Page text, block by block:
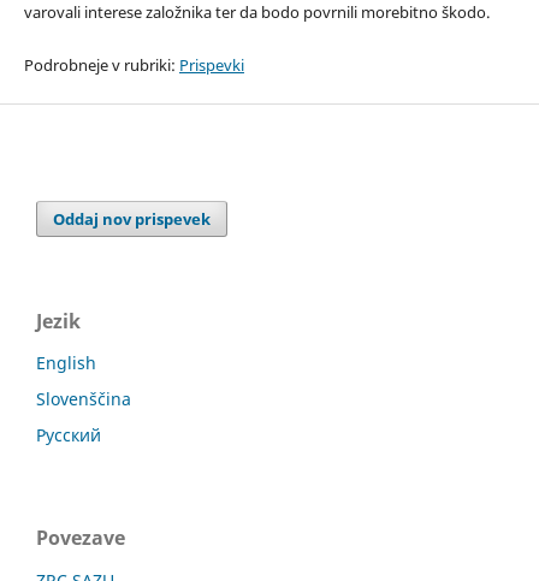
varovali interese založnika ter da bodo povrnili morebitno škodo.
Podrobneje v rubriki: Prispevki
Oddaj nov prispevek
Jezik
English
Slovenščina
Русский
Povezave